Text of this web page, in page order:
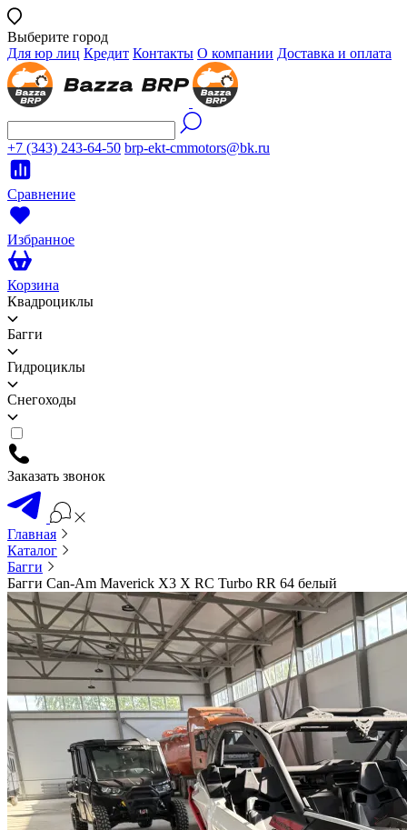
Выберите город
Для юр лиц Кредит Контакты О компании Доставка и оплата
+7 (343) 243-64-50 brp-ekt-cmmotors@bk.ru
Сравнение
Избранное
Корзина
Квадроциклы
Багги
Гидроциклы
Снегоходы
Заказать звонок
Главная
Каталог
Багги
Багги Can-Am Maverick X3 X RC Turbo RR 64 белый